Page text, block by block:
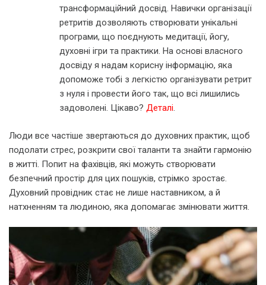
трансформаційний досвід. Навички організації
ретритів дозволяють створювати унікальні
програми, що поєднують медитації, йогу,
духовні ігри та практики. На основі власного
досвіду я надам корисну інформацію, яка
допоможе тобі з легкістю організувати ретрит
з нуля і провести його так, що всі лишились
задоволені. Цікаво? Деталі.
Люди все частіше звертаються до духовних практик, щоб
подолати стрес, розкрити свої таланти та знайти гармонію
в житті. Попит на фахівців, які можуть створювати
безпечний простір для цих пошуків, стрімко зростає.
Духовний провідник стає не лише наставником, а й
натхненням та людиною, яка допомагає змінювати життя.